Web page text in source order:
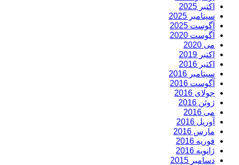
اکتبر 2025
سپتامبر 2025
آگوست 2025
آگوست 2020
می 2020
اکتبر 2019
اکتبر 2016
سپتامبر 2016
آگوست 2016
جولای 2016
ژوئن 2016
می 2016
آوریل 2016
مارس 2016
فوریه 2016
ژانویه 2016
دسامبر 2015